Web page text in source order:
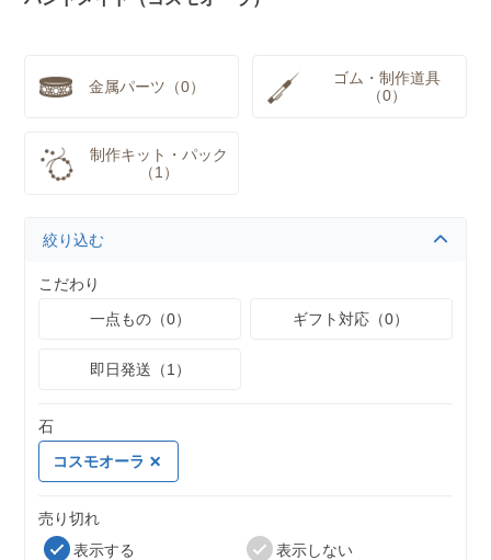
金属パーツ（0）
ゴム・制作道具
（0）
制作キット・パック
（1）
絞り込む
こだわり
一点もの（0）
ギフト対応（0）
即日発送（1）
石
コスモオーラ
売り切れ
表示する
表示しない